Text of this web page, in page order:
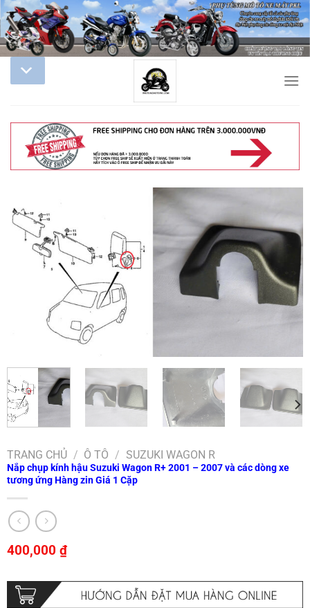
TRANG CHỦ / Ô TÔ / SUZUKI WAGON R
Nắp chụp kính hậu Suzuki Wagon R+ 2001 – 2007 và các dòng xe
tương ứng Hàng zin Giá 1 Cặp
400,000 ₫